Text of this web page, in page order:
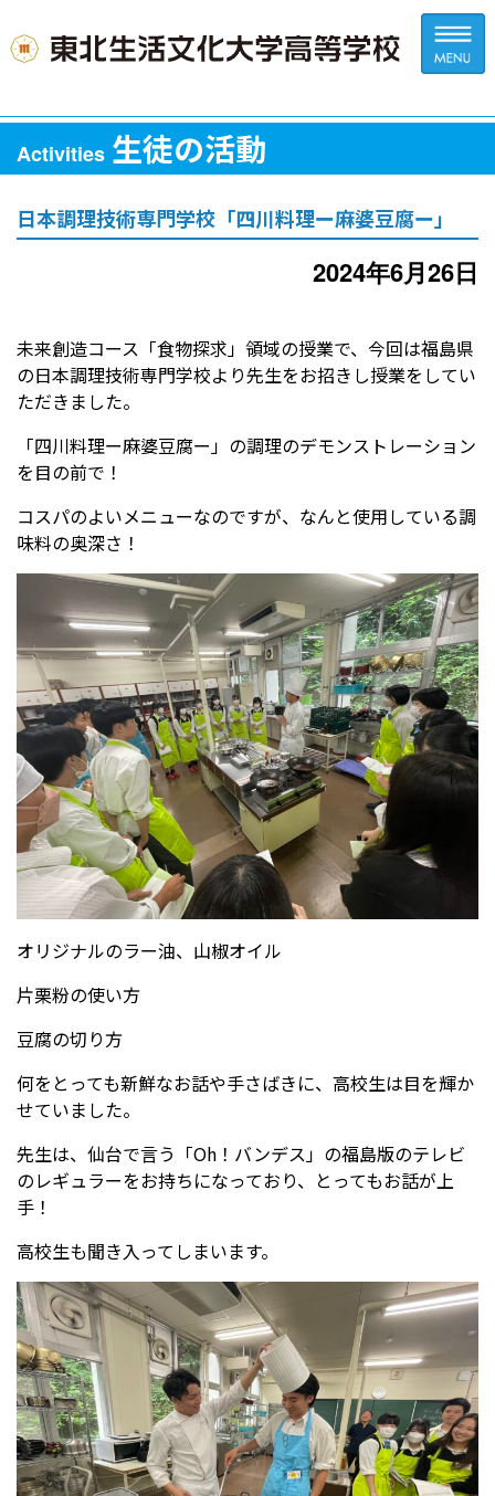
在校生の方へ 保護者の方へ
お問い合わせ
教員採用情報(PDF) 各種証明書
寄付金のお願い
Activities 生徒の活動
日本調理技術専門学校「四川料理ー麻婆豆腐ー」
2024年6月26日
未来創造コース「食物探求」領域の授業で、今回は福島県
の日本調理技術専門学校より先生をお招きし授業をしてい
ただきました。
「四川料理ー麻婆豆腐ー」の調理のデモンストレーション
を目の前で！
コスパのよいメニューなのですが、なんと使用している調
味料の奥深さ！
オリジナルのラー油、山椒オイル
片栗粉の使い方
豆腐の切り方
何をとっても新鮮なお話や手さばきに、高校生は目を輝か
せていました。
先生は、仙台で言う「Oh！バンデス」の福島版のテレビ
のレギュラーをお持ちになっており、とってもお話が上
手！
高校生も聞き入ってしまいます。